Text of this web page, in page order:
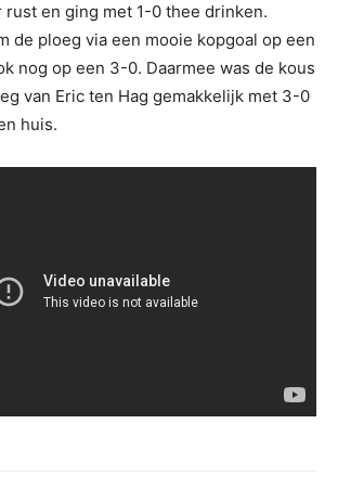
en ging met 1-0 thee drinken.
de ploeg via een mooie kopgoal op een
nog op een 3-0. Daarmee was de kous
van Eric ten Hag gemakkelijk met 3-0
huis.